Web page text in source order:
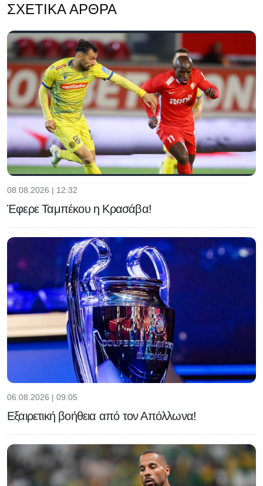
ΣΧΕΤΙΚΆ ΆΡΘΡΑ
08.08.2026 | 12:32
Έφερε Ταμπέκου η Κρασάβα!
06.08.2026 | 09:05
Εξαιρετική βοήθεια από τον Απόλλωνα!